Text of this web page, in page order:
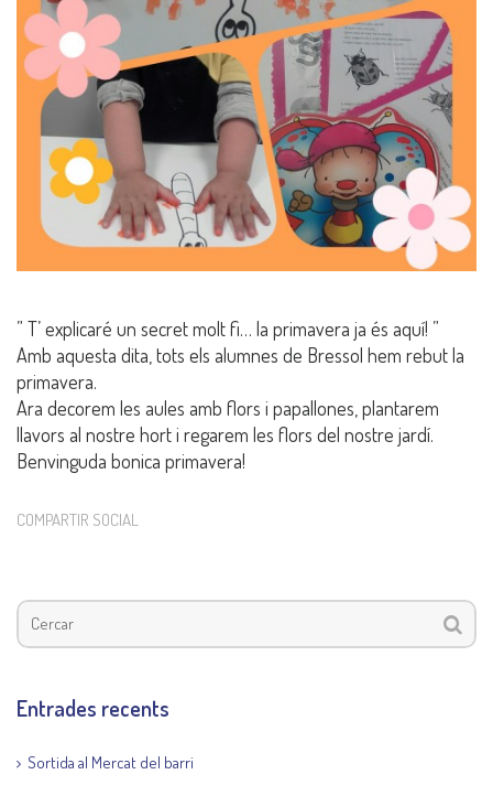
” T’ explicaré un secret molt fi… la primavera ja és aquí! ”
Amb aquesta dita, tots els alumnes de Bressol hem rebut la
primavera.
Ara decorem les aules amb flors i papallones, plantarem
llavors al nostre hort i regarem les flors del nostre jardí.
Benvinguda bonica primavera!
COMPARTIR SOCIAL
Entrades recents
Sortida al Mercat del barri